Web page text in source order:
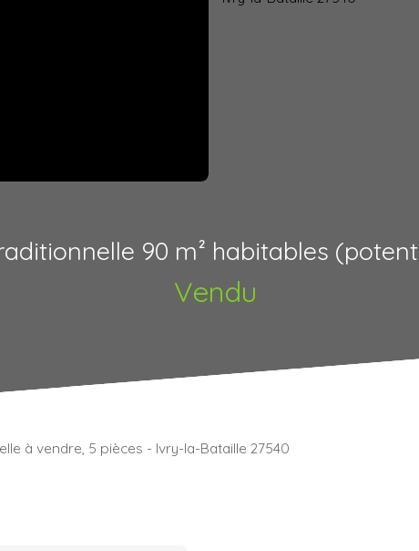
90 m² habitables
Vendu
à vendre, 5 pièces - Ivry-la-Bataille 27540